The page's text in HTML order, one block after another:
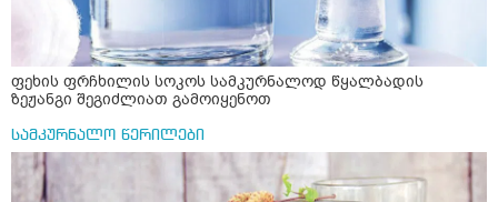
ფეხის ფრჩხილის სოკოს სამკურნალოდ წყალბადის
ზეჟანგი შეგიძლიათ გამოიყენოთ
სამკურნალო წერილები